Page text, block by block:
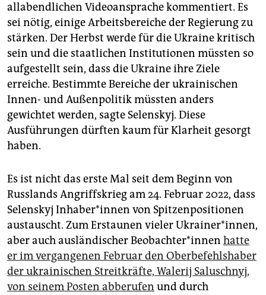
allabendlichen Videoansprache kommentiert. Es
sei nötig, einige Arbeitsbereiche der Regierung zu
stärken. Der Herbst werde für die Ukraine kritisch
sein und die staatlichen Institutionen müssten so
aufgestellt sein, dass die Ukraine ihre Ziele
erreiche. Bestimmte Bereiche der ukrainischen
Innen- und Außenpolitik müssten anders
gewichtet werden, sagte Selenskyj. Diese
Ausführungen dürften kaum für Klarheit gesorgt
haben.
Es ist nicht das erste Mal seit dem Beginn von
Russlands Angriffskrieg am 24. Februar 2022, dass
Selenskyj In­ha­be­r*in­nen von Spitzenpositionen
austauscht. Zum Erstaunen vieler Ukrainer*innen,
aber auch ausländischer Be­ob­ach­te­r*in­nen hatte
er im vergangenen Februar den Oberbefehlshaber
der ukrainischen Streitkräfte, Walerij Saluschnyj,
von seinem Posten abberufen und durch